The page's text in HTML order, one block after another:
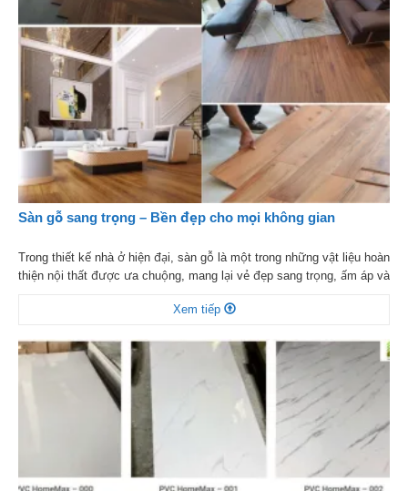
Sàn gỗ sang trọng – Bền đẹp cho mọi không gian
Trong thiết kế nhà ở hiện đại, sàn gỗ là một trong những vật liệu hoàn
thiện nội thất được ưa chuộng, mang lại vẻ đẹp sang trọng, ấm áp và
như sàn gỗ công nghiệp, sàn gỗ tự nhiên, sàn […]
Xem tiếp